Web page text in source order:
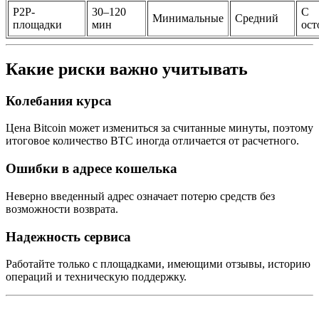
P2P-
площадки
30–120
мин
Минимальные Средний
С
Какие риски важно учитывать
Колебания курса
Цена Bitcoin может измениться за считанные минуты, поэтому
итоговое количество BTC иногда отличается от расчетного.
Ошибки в адресе кошелька
Неверно введенный адрес означает потерю средств без
возможности возврата.
Надежность сервиса
Работайте только с площадками, имеющими отзывы, историю
операций и техническую поддержку.